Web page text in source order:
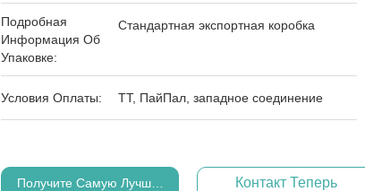
Подробная
Информация Об
Упаковке:
Стандартная экспортная коробка
Условия Оплаты: ТТ, ПайПал, западное соединение
Получите Самую Лучшую Цену Контакт Теперь